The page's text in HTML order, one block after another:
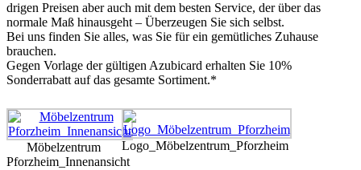
drigen Preisen aber auch mit dem besten Service, der über das
normale Maß hinausgeht – Überzeugen Sie sich selbst.
Bei uns finden Sie alles, was Sie für ein gemütliches Zuhause
brauchen.
Gegen Vorlage der gültigen Azubicard erhalten Sie 10%
Sonderrabatt auf das gesamte Sortiment.*
Möbelzentrum
Pforzheim_Innenansicht
Logo_Möbelzentrum_Pforzheim